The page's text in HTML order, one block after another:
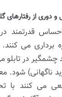
دوری از رفتارهای
قدرتمند در
برداری می
چشمگیر در
ناگهانی) شود.
می کنند با